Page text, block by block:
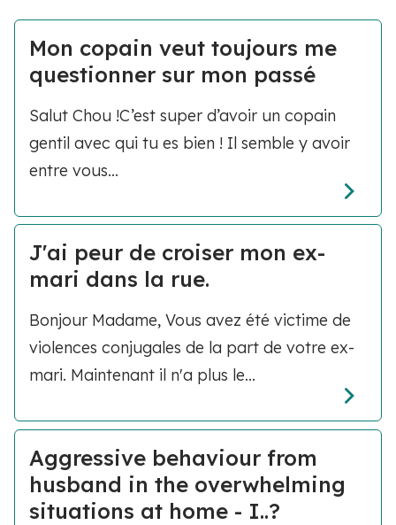
Mon copain veut toujours me
questionner sur mon passé
Salut Chou !C’est super d’avoir un copain
gentil avec qui tu es bien ! Il semble y avoir
entre vous...
J'ai peur de croiser mon ex-
mari dans la rue.
Bonjour Madame, Vous avez été victime de
violences conjugales de la part de votre ex-
mari. Maintenant il n'a plus le...
Aggressive behaviour from
husband in the overwhelming
situations at home - I..?